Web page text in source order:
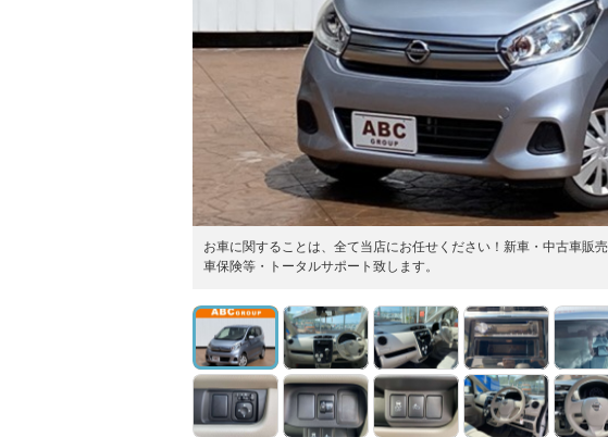
お車に関することは、全て当店にお任せください！新車・中古車販
車保険等・トータルサポート致します。